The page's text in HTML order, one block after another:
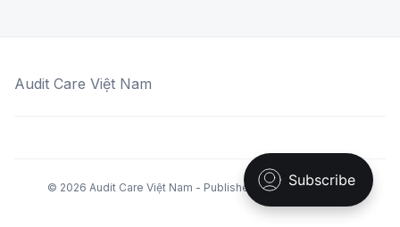
Audit Care Việt Nam
© 2026 Audit Care Việt Nam - Published with Ghost&Krabi